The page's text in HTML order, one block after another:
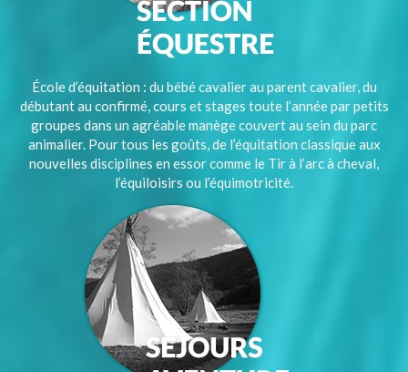
École d’équitation : du bébé cavalier au parent cavalier, du
débutant au confirmé, cours et stages toute l’année par petits
groupes dans un agréable manège couvert au sein du parc
animalier. Pour tous les goûts, de l’équitation classique aux
nouvelles disciplines en essor comme le Tir à l’arc à cheval,
l’équiloisirs ou l’équimotricité.